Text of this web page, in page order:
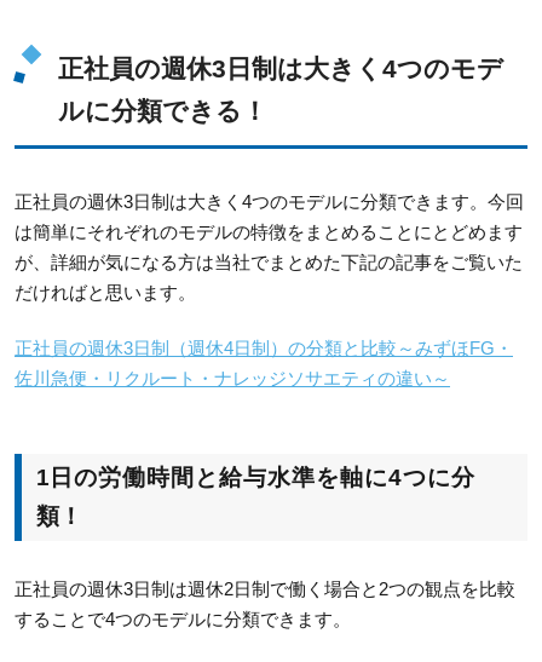
正社員の週休3日制は大きく4つのモデ
ルに分類できる！
正社員の週休3日制は大きく4つのモデルに分類できます。今回
は簡単にそれぞれのモデルの特徴をまとめることにとどめます
が、詳細が気になる方は当社でまとめた下記の記事をご覧いた
だければと思います。
正社員の週休3日制（週休4日制）の分類と比較～みずほFG・
佐川急便・リクルート・ナレッジソサエティの違い～
1日の労働時間と給与水準を軸に4つに分
類！
正社員の週休3日制は週休2日制で働く場合と2つの観点を比較
することで4つのモデルに分類できます。